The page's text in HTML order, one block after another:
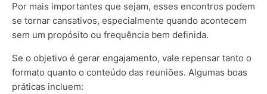
Por mais importantes que sejam, esses encontros podem
se tornar cansativos, especialmente quando acontecem
sem um propósito ou frequência bem definida.
Se o objetivo é gerar engajamento, vale repensar tanto o
formato quanto o conteúdo das reuniões. Algumas boas
práticas incluem: